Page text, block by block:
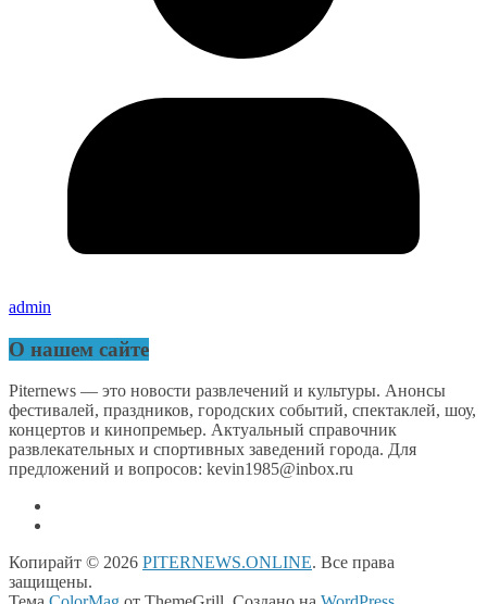
admin
О нашем сайте
Piternews — это новости развлечений и культуры. Анонсы
фестивалей, праздников, городских событий, спектаклей, шоу,
концертов и кинопремьер. Актуальный справочник
развлекательных и спортивных заведений города. Для
предложений и вопросов: kevin1985@inbox.ru
Копирайт © 2026 PITERNEWS.ONLINE. Все права
защищены.